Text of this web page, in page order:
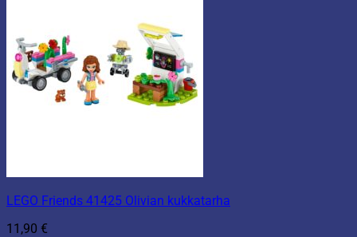
LEGO Friends 41425 Olivian kukkatarha
11,90 €